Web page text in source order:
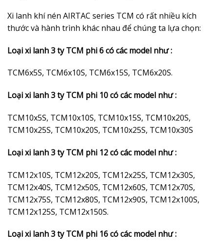
Xi lanh khí nén AIRTAC series TCM có rất nhiều kích
thước và hành trình khác nhau để chúng ta lựa chọn:
Loại xi lanh 3 ty TCM phi 6 có các model như :
TCM6x5S, TCM6x10S, TCM6x15S, TCM6x20S.
Loại xi lanh 3 ty TCM phi 10 có các model như :
TCM10x5S, TCM10x10S, TCM10x15S, TCM10x20S,
TCM10x25S, TCM10x20S, TCM10x25S, TCM10x30S
Loại xi lanh 3 ty TCM phi 12 có các model như :
TCM12x10S, TCM12x20S, TCM12x25S, TCM12x30S,
TCM12x40S, TCM12x50S, TCM12x60S, TCM12x70S,
TCM12x75S, TCM12x80S, TCM12x90S, TCM12x100S,
TCM12x125S, TCM12x150S.
Loại xi lanh 3 ty TCM phi 16 có các model như :